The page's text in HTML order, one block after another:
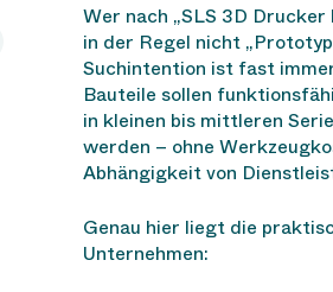
Wer nach „SLS 3D
in der Regel nicht
Suchintention ist fast
Bauteile sollen
in kleinen bis mittleren
werden – ohne
Abhängigkeit von
Genau hier liegt die
Unternehmen: